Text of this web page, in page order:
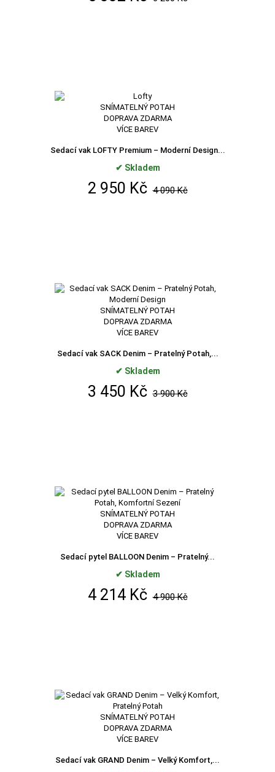
SNÍMATELNÝ POTAH
DOPRAVA ZDARMA
VÍCE BAREV
Sedací vak LOFTY Premium – Moderní Design...
✔ Skladem
2 950 Kč 4 090 Kč
SNÍMATELNÝ POTAH
DOPRAVA ZDARMA
VÍCE BAREV
Sedací vak SACK Denim – Pratelný Potah,...
✔ Skladem
3 450 Kč 3 900 Kč
SNÍMATELNÝ POTAH
DOPRAVA ZDARMA
VÍCE BAREV
Sedací pytel BALLOON Denim – Pratelný...
✔ Skladem
4 214 Kč 4 900 Kč
SNÍMATELNÝ POTAH
DOPRAVA ZDARMA
VÍCE BAREV
Sedací vak GRAND Denim – Velký Komfort,...